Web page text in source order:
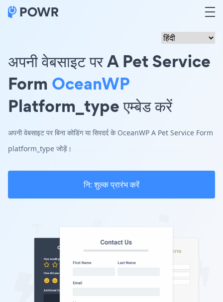
अपनी वेबसाइट पर A Pet Service
Form OceanWP
Platform_type एम्बेड करें
अपनी वेबसाइट पर बिना कोडिंग या सिरदर्द के OceanWP A Pet Service Form
platform_type जोड़ें।
नि: शुल्क प्रारंभ करें